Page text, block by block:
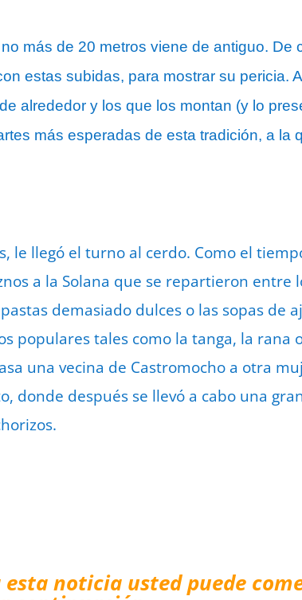
más de 20 metros viene de antiguo. De
estas subidas, para mostrar su pericia.
alrededor y los que los montan (y lo
más esperadas de esta tradición, a la
le llegó el turno al cerdo. Como el
a la Solana que se repartieron entre
demasiado dulces o las sopas de
populares tales como la tanga, la rana
una vecina de Castromocho a otra
donde después se llevó a cabo una
esta noticia usted puede